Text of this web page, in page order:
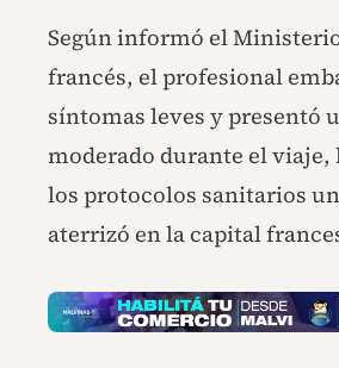
Según informó el
francés, el profesional
síntomas leves y presentó
moderado durante el viaje,
los protocolos sanitarios
aterrizó en la capital